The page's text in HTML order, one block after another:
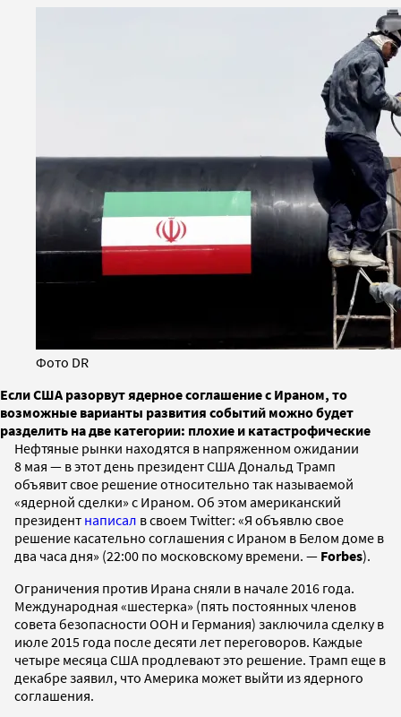
Фото DR
Если США разорвут ядерное соглашение с Ираном, то
возможные варианты развития событий можно будет
разделить на две категории: плохие и катастрофические
Нефтяные рынки находятся в напряженном ожидании
8 мая — в этот день президент США Дональд Трамп
объявит свое решение относительно так называемой
«ядерной сделки» с Ираном. Об этом американский
президент написал в своем Twitter: «Я объявлю свое
решение касательно соглашения с Ираном в Белом доме в
два часа дня» (22:00 по московскому времени. — Forbes).
Ограничения против Ирана сняли в начале 2016 года.
Международная «шестерка» (пять постоянных членов
совета безопасности ООН и Германия) заключила сделку в
июле 2015 года после десяти лет переговоров. Каждые
четыре месяца США продлевают это решение. Трамп еще в
декабре заявил, что Америка может выйти из ядерного
соглашения.